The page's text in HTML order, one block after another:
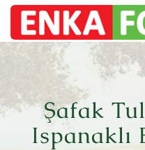
Şafak
Ispanaklı